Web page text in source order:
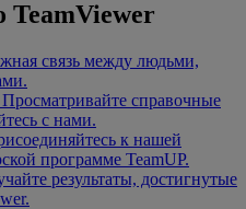
TeamViewer
связь между людьми,
Просматривайте справочные
с нами.
к нашей
программе TeamUP.
результаты, достигнутые